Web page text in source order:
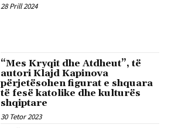
28 Prill 2024
“Mes Kryqit dhe Atdheut”, të
autori Klajd Kapinova
përjetësohen figurat e shquara
të fesë katolike dhe kulturës
shqiptare
30 Tetor 2023